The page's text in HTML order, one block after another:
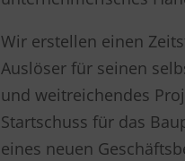
Wir erstellen einen
Auslöser für seinen
und weitreichendes
Startschuss für das
eines neuen